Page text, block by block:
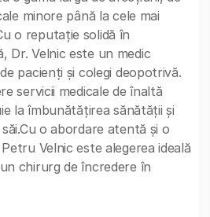
minore până la cele mai
o reputație solidă în
Dr. Velnic este un medic
pacienți și colegi deopotrivă.
servicii medicale de înaltă
la îmbunătățirea sănătății și
o abordare atentă și o
Velnic este alegerea ideală
chirurg de încredere în